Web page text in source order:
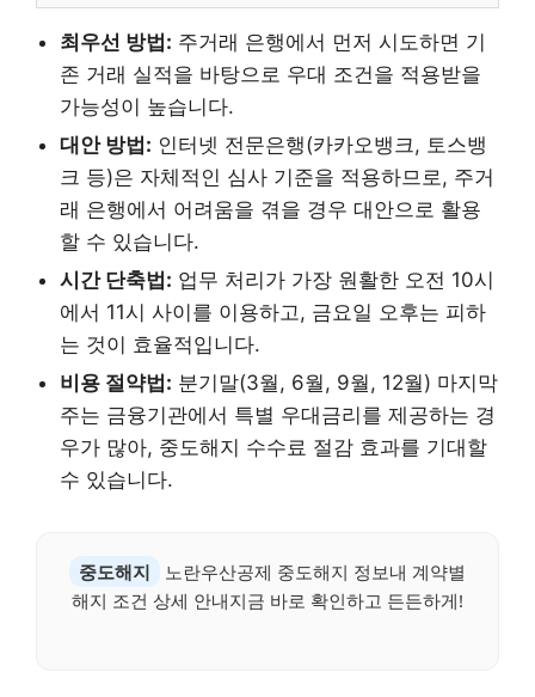
최우선 방법: 주거래 은행에서 먼저 시도하면 기
존 거래 실적을 바탕으로 우대 조건을 적용받을
가능성이 높습니다.
대안 방법: 인터넷 전문은행(카카오뱅크, 토스뱅
크 등)은 자체적인 심사 기준을 적용하므로, 주거
래 은행에서 어려움을 겪을 경우 대안으로 활용
할 수 있습니다.
시간 단축법: 업무 처리가 가장 원활한 오전 10시
에서 11시 사이를 이용하고, 금요일 오후는 피하
는 것이 효율적입니다.
비용 절약법: 분기말(3월, 6월, 9월, 12월) 마지막
주는 금융기관에서 특별 우대금리를 제공하는 경
우가 많아, 중도해지 수수료 절감 효과를 기대할
수 있습니다.
중도해지
노란우산공제 중도해지 정보내 계약별
해지 조건 상세 안내지금 바로 확인하고 든든하게!